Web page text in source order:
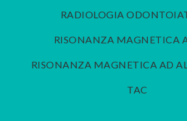
RADIOLOGIA
RISONANZA MAGNETICA
RISONANZA MAGNETICA AD
TAC